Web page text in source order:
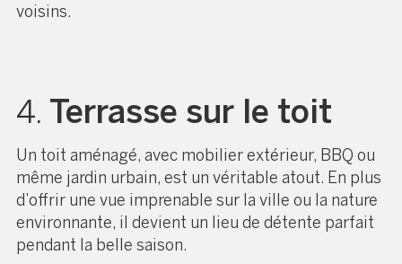
voisins.
4. Terrasse sur le toit
Un toit aménagé, avec mobilier extérieur, BBQ ou
même jardin urbain, est un véritable atout. En plus
d’offrir une vue imprenable sur la ville ou la nature
environnante, il devient un lieu de détente parfait
pendant la belle saison.